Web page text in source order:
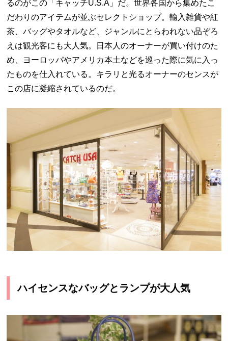
るのがこの「キャッチU.S.A 」だ。世界各国から集めたこ
だわりのアイテムが並ぶセレクトショップ。輸入雑貨や紅
茶、バッグやタオルなど、ジャンルにとらわれない品ぞろ
えは観光客にも大人気。日本人のオーナーが買い付けのた
め、ヨーロッパやアメリカ本土などを巡った際に気に入っ
たものを仕入れている。キラリと光るオーナーのセンスが
この店に凝縮されているのだ。
ハイセンスなバッグとランプが大人気